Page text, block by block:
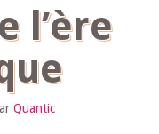
l’ère
Quantic